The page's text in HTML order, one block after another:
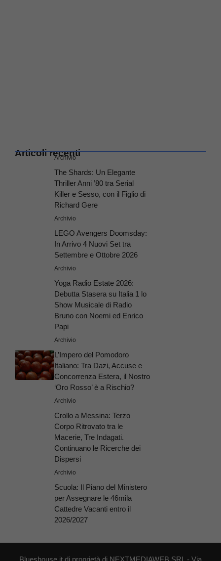
Articoli recenti
Archivio
The Shards: Un Elegante
Thriller Anni ’80 tra Serial
Killer e Sesso, con il Figlio di
Richard Gere
Archivio
LEGO Avengers Doomsday:
In Arrivo 4 Nuovi Set tra
Settembre e Ottobre 2026
Archivio
Yoga Radio Estate 2026:
Debutta Stasera su Italia 1 lo
Show Musicale di Radio
Bruno con Noemi ed Enrico
Papi
Archivio
L’Impero del Pomodoro
Italiano: Tra Dazi, Accuse e
Concorrenza Estera, il Nostro
‘Oro Rosso’ è a Rischio?
Archivio
Crollo a Messina: Terzo
Corpo Ritrovato tra le
Macerie, Tre Indagati.
Continuano le Ricerche dei
Dispersi
Archivio
Scuola: Il Piano del Ministero
per Assegnare le 46mila
Cattedre Vacanti entro il
2026/2027